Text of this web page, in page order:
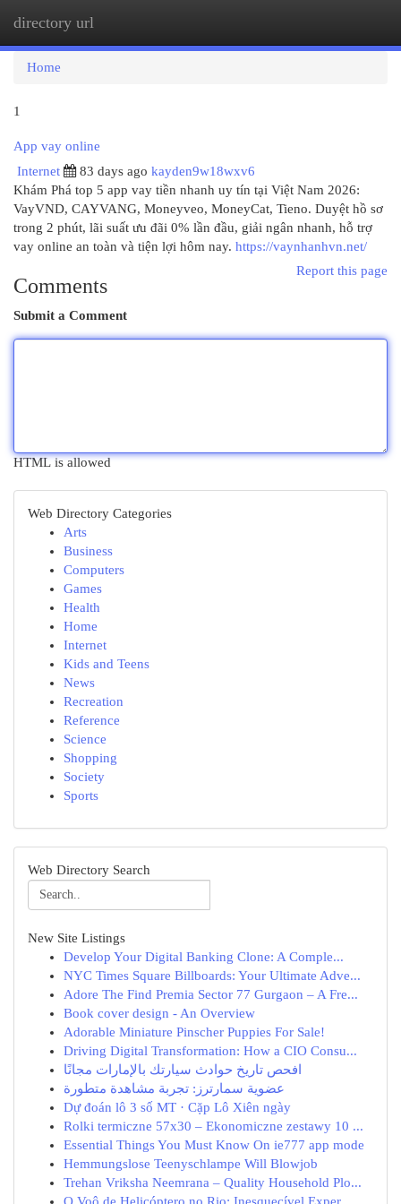
directory url
Home
1
App vay online
Internet
83 days ago kayden9w18wxv6
Khám Phá top 5 app vay tiền nhanh uy tín tại Việt Nam 2026:
VayVND, CAYVANG, Moneyveo, MoneyCat, Tieno. Duyệt hồ sơ
trong 2 phút, lãi suất ưu đãi 0% lần đầu, giải ngân nhanh, hỗ trợ
vay online an toàn và tiện lợi hôm nay. https://vaynhanhvn.net/
Report this page
Comments
Submit a Comment
HTML is allowed
Web Directory Categories
Arts
Business
Computers
Games
Health
Home
Internet
Kids and Teens
News
Recreation
Reference
Science
Shopping
Society
Sports
Web Directory Search
New Site Listings
Develop Your Digital Banking Clone: A Comple...
NYC Times Square Billboards: Your Ultimate Adve...
Adore The Find Premia Sector 77 Gurgaon – A Fre...
Book cover design - An Overview
Adorable Miniature Pinscher Puppies For Sale!
Driving Digital Transformation: How a CIO Consu...
افحص تاريخ حوادث سيارتك بالإمارات مجانًا
عضوية سمارترز: تجربة مشاهدة متطورة
Dự đoán lô 3 số MT · Cặp Lô Xiên ngày
Rolki termiczne 57x30 – Ekonomiczne zestawy 10 ...
Essential Things You Must Know On ie777 app mode
Hemmungslose Teenyschlampe Will Blowjob
Trehan Vriksha Neemrana – Quality Household Plo...